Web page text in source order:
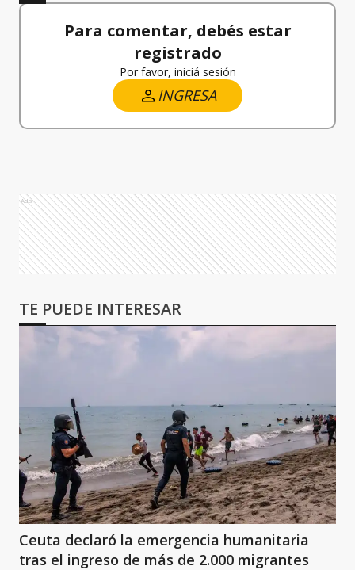
Para comentar, debés estar
registrado
Por favor, iniciá sesión
INGRESA
Ads
TE PUEDE INTERESAR
Ceuta declaró la emergencia humanitaria
tras el ingreso de más de 2.000 migrantes